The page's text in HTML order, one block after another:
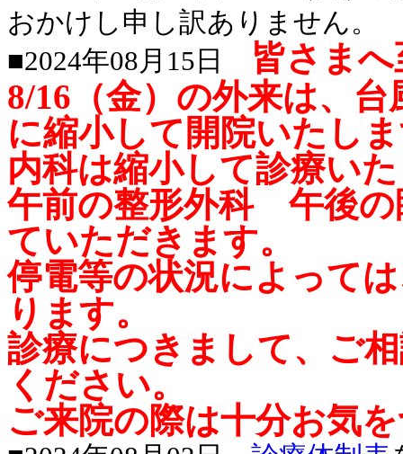
おかけし申し訳ありません。
■2024年08月15日
皆さま
8/16（金）の外来は、
に縮小して開院いたし
内科は縮小して診療い
午前の整形外科 午後の
ていただきます。
停電等の状況によって
ります。
診療につきまして、ご
ください。
ご来院の際は十分お気